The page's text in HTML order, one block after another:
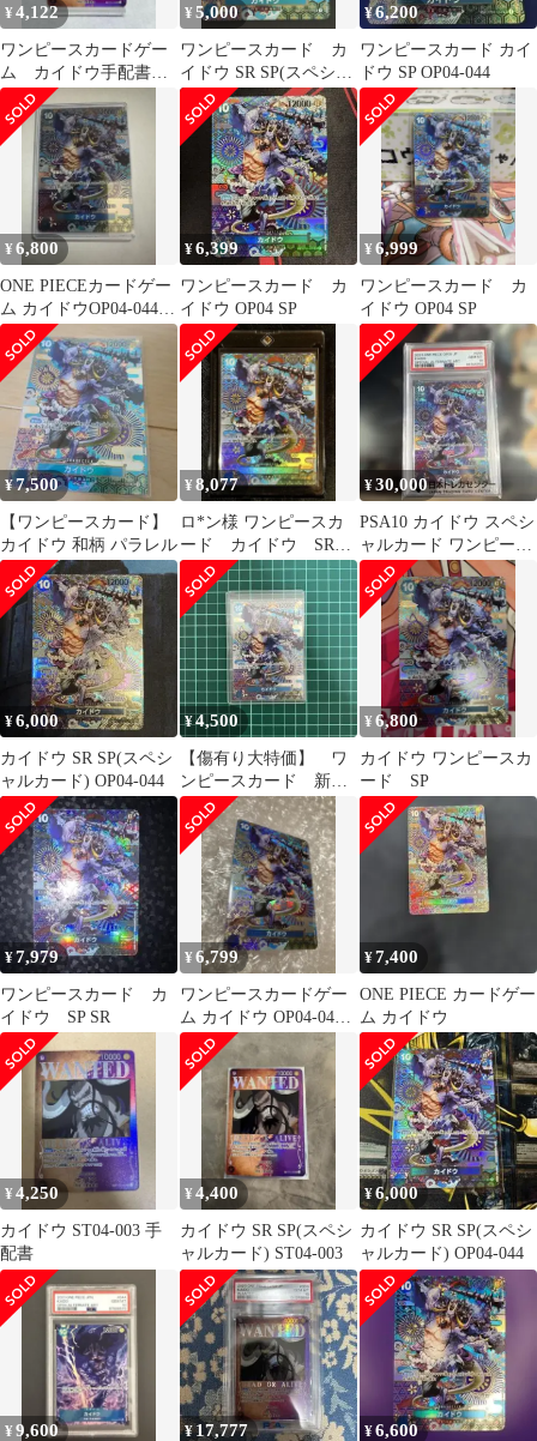
¥4,122
ワンピースカードゲー
ム カイドウ手配書
st04-003
¥5,000
ワンピースカード カ
イドウ SR SP(スペシャ
ルカード) OP04-044
¥6,200
ワンピースカード カイ
ドウ SP OP04-044
¥6,800
ONE PIECEカードゲー
ム カイドウOP04-044
SR
¥6,399
ワンピースカード カ
イドウ OP04 SP
¥6,999
ワンピースカード カ
イドウ OP04 SP
¥7,500
【ワンピースカード】
カイドウ 和柄 パラレル
¥8,077
ロ*ン様 ワンピースカ
ード カイドウ SR
SP（スペシャルカー
ド）OP04-0
¥30,000
PSA10 カイドウ スペシ
ャルカード ワンピース
カードゲーム
¥6,000
カイドウ SR SP(スペシ
ャルカード) OP04-044
¥4,500
【傷有り大特価】 ワ
ンピースカード 新時
代の主役 カイドウ
SR SP
¥6,800
カイドウ ワンピースカ
ード SP
¥7,979
ワンピースカード カ
イドウ SP SR
¥6,799
ワンピースカードゲー
ム カイドウ OP04-044
SP
¥7,400
ONE PIECE カードゲー
ム カイドウ
¥4,250
カイドウ ST04-003 手
配書
¥4,400
カイドウ SR SP(スペシ
ャルカード) ST04-003
¥6,000
カイドウ SR SP(スペシ
ャルカード) OP04-044
¥9,600 ¥17,777 ¥6,600